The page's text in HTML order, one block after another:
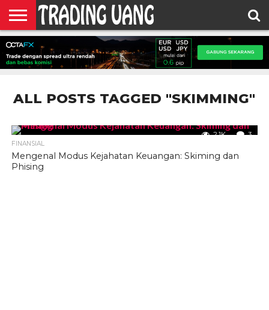
HOME
FEATURED
TRADING
MORE
ALL POSTS TAGGED "SKIMMING"
2.1K 3
FINANSIAL
Mengenal Modus Kejahatan Keuangan: Skiming dan
Phising